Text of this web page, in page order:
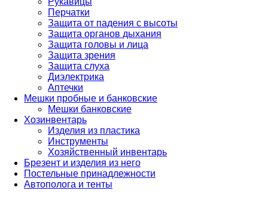
Перчатки
Защита от падения с высоты
Защита органов дыхания
Защита головы и лица
Защита зрения
Защита слуха
Диэлектрика
Аптечки
Мешки пробные и банковские
Мешки банковские
Хозинвентарь
Изделия из пластика
Инструменты
Хозяйственный инвентарь
Брезент и изделия из него
Постельные принадлежности
Автополога и тенты